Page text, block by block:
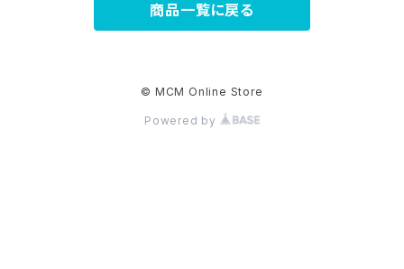
商品一覧に戻る
© MCM Online Store
Powered by